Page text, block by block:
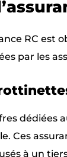
RC
par les
Ces
à un